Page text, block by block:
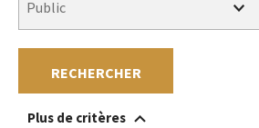
RECHERCHER
Plus de critères